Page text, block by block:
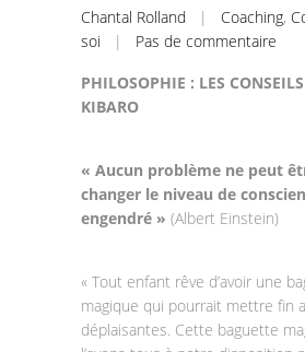
Chantal Rolland | Coaching,
soi | Pas de commentaire
PHILOSOPHIE : LES
KIBARO
« Aucun problème ne peut
changer le niveau de
engendré » (Albert Einstein)
« Tout enfant rêve d’avoir une
magique qui pourrait mettre fin
déplaisantes. Cette baguette